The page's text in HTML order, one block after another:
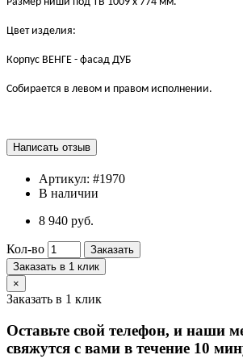
Цвет изделия:
Корпус ВЕНГЕ - фасад ДУБ
Собирается в левом и правом исполнении.
Артикул: #1970
В наличии
8 940 руб.
Кол-во
Заказать
Заказать в 1 клик
×
Заказать в 1 клик
Оставьте свой телефон, и наши
свяжутся с вами в течение 10